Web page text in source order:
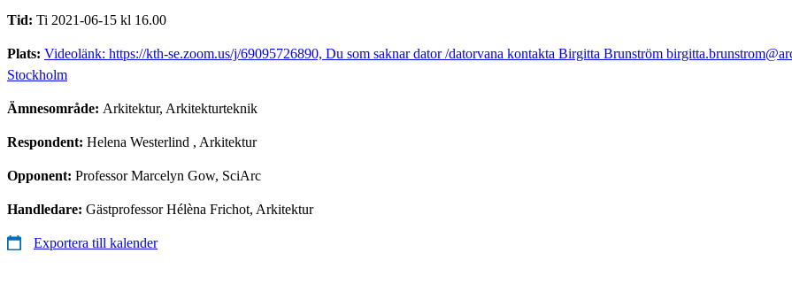
Tid: Ti 2021-06-15 kl 16.00
Plats: Videolänk: https://kth-se.zoom.us/j/69095726890, Du som saknar dator /datorvana kontakta Birgitta Brunström
Stockholm
Ämnesområde: Arkitektur, Arkitekturteknik
Respondent: Helena Westerlind , Arkitektur
Opponent: Professor Marcelyn Gow, SciArc
Handledare: Gästprofessor Hélèna Frichot, Arkitektur
Exportera till kalender